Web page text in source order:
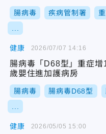
腸病毒 疾病管制署
健康
腸病毒「D68型」重症增
歲嬰住進加護病房
腸病毒 腸病毒D68型
2026/07/07 14:16
健康 2026/05/05 15:00